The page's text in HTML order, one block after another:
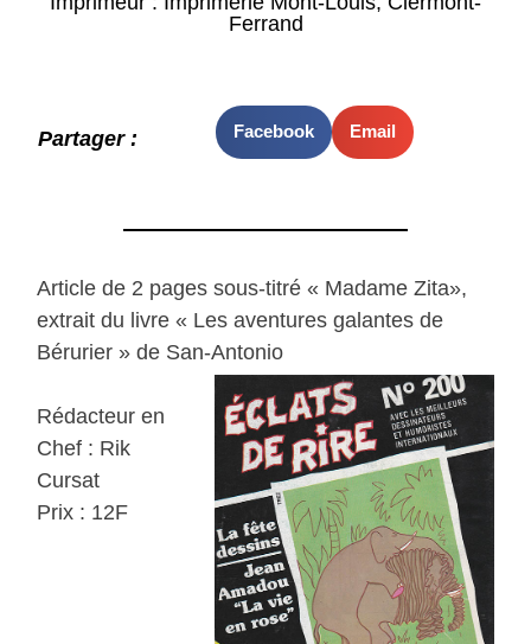
Ferrand
Partager : Facebook Email
Article de 2 pages sous-titré « Madame Zita»,
extrait du livre « Les aventures galantes de
Bérurier » de San-Antonio
Rédacteur en
Chef : Rik
Cursat
Prix : 12F